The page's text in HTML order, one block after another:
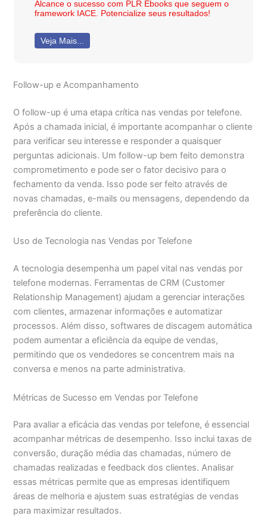
Alcance o sucesso com PLR Ebooks que seguem o
framework IACE. Potencialize seus resultados!
Veja Mais...
Follow-up e Acompanhamento
O follow-up é uma etapa crítica nas vendas por telefone.
Após a chamada inicial, é importante acompanhar o cliente
para verificar seu interesse e responder a quaisquer
perguntas adicionais. Um follow-up bem feito demonstra
comprometimento e pode ser o fator decisivo para o
fechamento da venda. Isso pode ser feito através de
novas chamadas, e-mails ou mensagens, dependendo da
preferência do cliente.
Uso de Tecnologia nas Vendas por Telefone
A tecnologia desempenha um papel vital nas vendas por
telefone modernas. Ferramentas de CRM (Customer
Relationship Management) ajudam a gerenciar interações
com clientes, armazenar informações e automatizar
processos. Além disso, softwares de discagem automática
podem aumentar a eficiência da equipe de vendas,
permitindo que os vendedores se concentrem mais na
conversa e menos na parte administrativa.
Métricas de Sucesso em Vendas por Telefone
Para avaliar a eficácia das vendas por telefone, é essencial
acompanhar métricas de desempenho. Isso inclui taxas de
conversão, duração média das chamadas, número de
chamadas realizadas e feedback dos clientes. Analisar
essas métricas permite que as empresas identifiquem
áreas de melhoria e ajustem suas estratégias de vendas
para maximizar resultados.